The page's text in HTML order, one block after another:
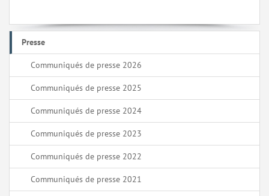
Presse
Communiqués de presse 2026
Communiqués de presse 2025
Communiqués de presse 2024
Communiqués de presse 2023
Communiqués de presse 2022
Communiqués de presse 2021